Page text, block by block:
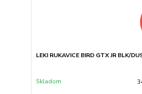
LEKI RUKAVICE BIRD GTX JR BLK/
Skladom